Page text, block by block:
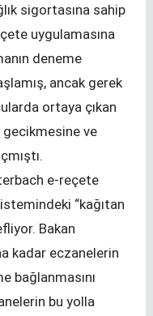
sigortasına sahip
uygulamasına
deneme
ancak gerek
ortaya çıkan
gecikmesine ve
e-reçete
“kağıtan
Bakan
kadar eczanelerin
bağlanmasını
bu yolla